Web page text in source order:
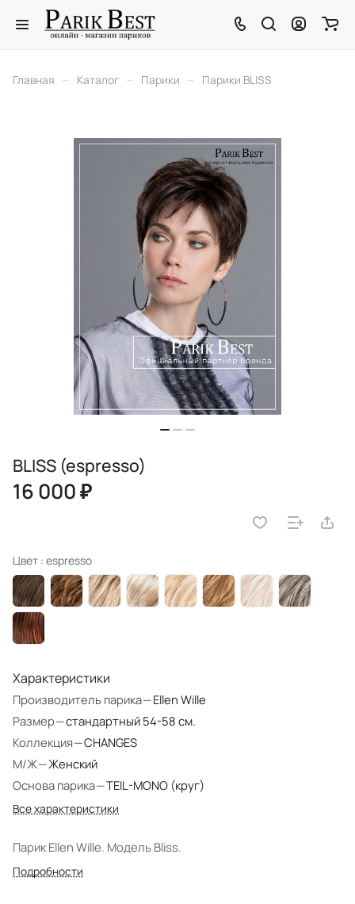
Главная – Каталог – Парики – Парики BLISS
BLISS (espresso)
16 000 ₽
Цвет : espresso
Характеристики
Производитель парика—Ellen Wille
Размер—стандартный 54-58 см.
Коллекция—CHANGES
М/Ж—Женский
Основа парика—TEIL-MONO (круг)
Все характеристики
Парик Ellen Wille. Модель Bliss.
Подробности